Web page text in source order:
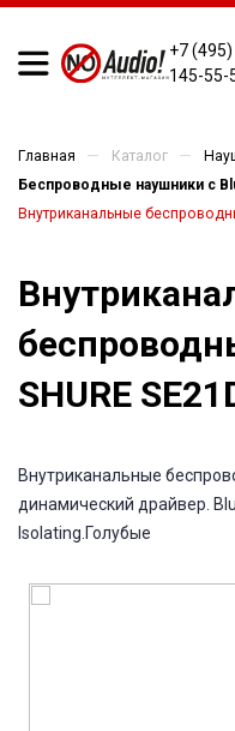
+7 (495)
145-55-
Главная — Каталог —
Беспроводные наушники с
Внутриканальные
SHURE
Внутриканальные
динамический драйвер.
Isolating.Голубые